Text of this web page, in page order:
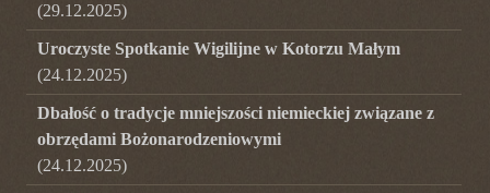
(29.12.2025)
Uroczyste Spotkanie Wigilijne w Kotorzu Małym
(24.12.2025)
Dbałość o tradycje mniejszości niemieckiej związane z
obrzędami Bożonarodzeniowymi
(24.12.2025)